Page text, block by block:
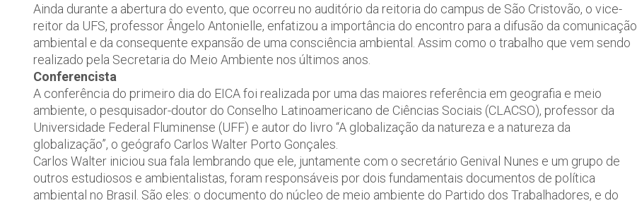
Ainda durante a abertura do evento, que ocorreu no auditório da reitoria do campus de São Cristovão, o vice-
reitor da UFS, professor Ângelo Antonielle, enfatizou a importância do encontro para a difusão da comunicação
ambiental e da consequente expansão de uma consciência ambiental. Assim como o trabalho que vem sendo
realizado pela Secretaria do Meio Ambiente nos últimos anos.
Conferencista
A conferência do primeiro dia do EICA foi realizada por uma das maiores referência em geografia e meio
ambiente, o pesquisador-doutor do Conselho Latinoamericano de Ciências Sociais (CLACSO), professor da
Universidade Federal Fluminense (UFF) e autor do livro “A globalização da natureza e a natureza da
globalização”, o geógrafo Carlos Walter Porto Gonçales.
Carlos Walter iniciou sua fala lembrando que ele, juntamente com o secretário Genival Nunes e um grupo de
outros estudiosos e ambientalistas, foram responsáveis por dois fundamentais documentos de política
ambiental no Brasil. São eles: o documento do núcleo de meio ambiente do Partido dos Trabalhadores, e do